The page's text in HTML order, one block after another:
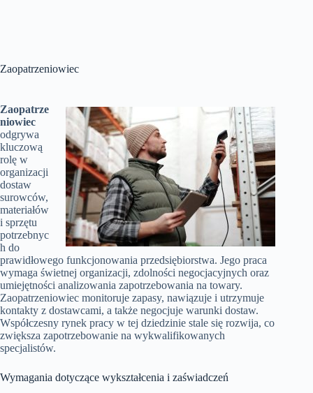
Zaopatrzeniowiec
Zaopatrze
niowiec
odgrywa
kluczową
rolę w
organizacji
dostaw
surowców,
materiałów
i sprzętu
potrzebnyc
h do
prawidłowego funkcjonowania przedsiębiorstwa. Jego praca
wymaga świetnej organizacji, zdolności negocjacyjnych oraz
umiejętności analizowania zapotrzebowania na towary.
Zaopatrzeniowiec monitoruje zapasy, nawiązuje i utrzymuje
kontakty z dostawcami, a także negocjuje warunki dostaw.
Współczesny rynek pracy w tej dziedzinie stale się rozwija, co
zwiększa zapotrzebowanie na wykwalifikowanych
specjalistów.
Wymagania dotyczące wykształcenia i zaświadczeń